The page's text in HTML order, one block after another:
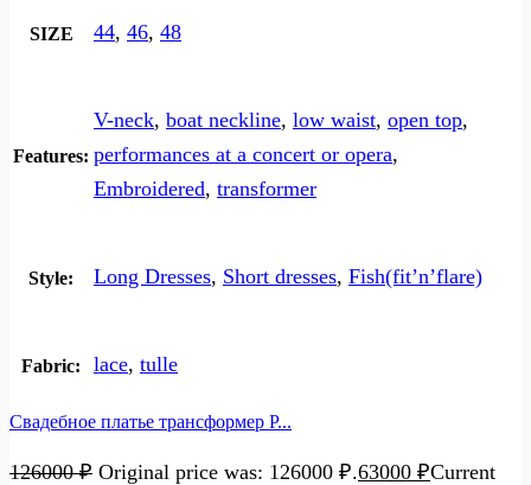
SIZE 44, 46, 48
Features:
V-neck, boat neckline, low waist, open top,
performances at a concert or opera,
Embroidered, transformer
Style: Long Dresses, Short dresses, Fish(fit’n’flare)
Fabric: lace, tulle
Свадебное платье трансформер P...
126000₽ Original price was: 126000 ₽.63000 ₽Current